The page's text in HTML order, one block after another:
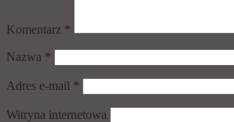
Komentarz *
Nazwa *
Adres e-mail *
Witryna internetowa